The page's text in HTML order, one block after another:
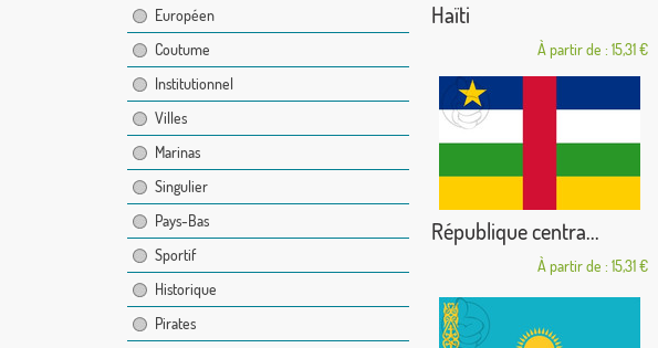
Européen
Coutume
Institutionnel
Villes
Marinas
Singulier
Pays-Bas
Sportif
Historique
Pirates
Haïti
À partir de : 15,31 €
République centra...
À partir de : 15,31 €